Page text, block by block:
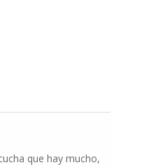
que hay mucho,